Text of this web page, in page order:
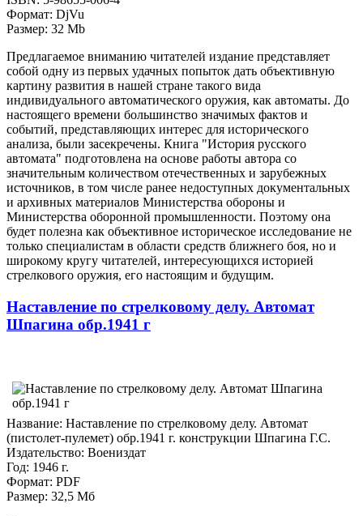
Формат: DjVu
Размер: 32 Mb
Предлагаемое вниманию читателей издание представляет
собой одну из первых удачных попыток дать объективную
картину развития в нашей стране такого вида
индивидуального автоматического оружия, как автоматы. До
настоящего времени большинство значимых фактов и
событий, представляющих интерес для исторического
анализа, были засекречены. Книга "История русского
автомата" подготовлена на основе работы автора со
значительным количеством отечественных и зарубежных
источников, в том числе ранее недоступных документальных
и архивных материалов Министерства обороны и
Министерства оборонной промышленности. Поэтому она
будет полезна как объективное историческое исследование не
только специалистам в области средств ближнего боя, но и
широкому кругу читателей, интересующихся историей
стрелкового оружия, его настоящим и будущим.
Наставление по стрелковому делу. Автомат
Шпагина обр.1941 г
Название: Наставление по стрелковому делу. Автомат
(пистолет-пулемет) обр.1941 г. конструкции Шпагина Г.С.
Издательство: Воениздат
Год: 1946 г.
Формат: PDF
Размер: 32,5 Мб